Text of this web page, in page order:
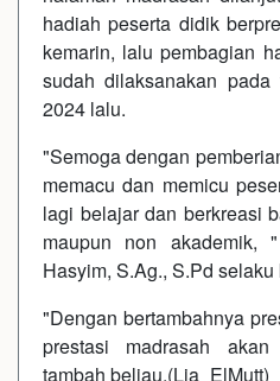
hadiah peserta didik
kemarin, lalu pembagian
sudah dilaksanakan
2024 lalu.
"Semoga dengan
memacu dan memicu
lagi belajar dan berkreasi
maupun non
Hasyim, S.Ag., S.Pd
"Dengan bertambahnya
prestasi madrasah
tambah beliau.(Lia_ElMutt)